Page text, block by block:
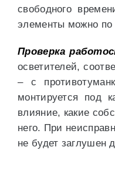
свободного
элементы можно по
Проверка
осветителей,
– с
монтируется под
влияние, какие
него. При
не будет заглушен